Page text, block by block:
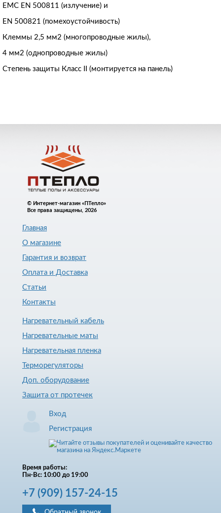
EMC EN 500811 (излучение) и
EN 500821 (помехоустойчивость)
Клеммы 2,5 мм2 (многопроводные жилы),
4 мм2 (однопроводные жилы)
Степень защиты Класс II (монтируется на панель)
© Интернет-магазин «ПТепло»
Все права защищены, 2026
Главная
О магазине
Гарантия и возврат
Оплата и Доставка
Статьи
Контакты
Нагревательный кабель
Нагревательные маты
Нагревательная пленка
Терморегуляторы
Доп. оборудование
Защита от протечек
Вход
Регистрация
Время работы:
Пн-Вс: 10:00 до 19:00
+7 (909) 157-24-15